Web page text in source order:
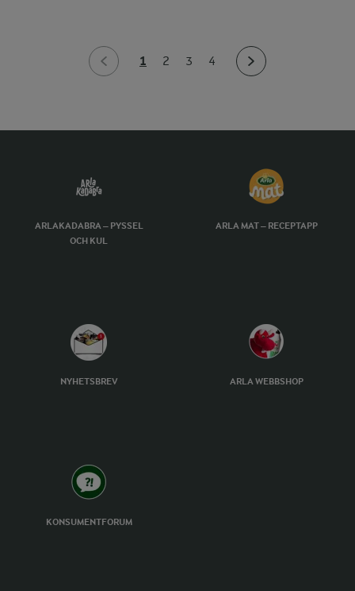
1 2 3 4
ARLAKADABRA – PYSSEL
OCH KUL
ARLA MAT – RECEPTAPP
NYHETSBREV ARLA WEBBSHOP
KONSUMENTFORUM